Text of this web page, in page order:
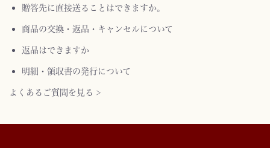
贈答先に直接送ることはできますか。
商品の交換・返品・キャンセルについて
返品はできますか
明細・領収書の発行について
よくあるご質問を見る >